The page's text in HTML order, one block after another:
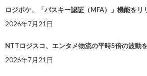
ロジポケ、「パスキー認証（MFA）」機能をリ
2026年7月21日
NTTロジスコ、エンタメ物流の平時5倍の波動
2026年7月21日